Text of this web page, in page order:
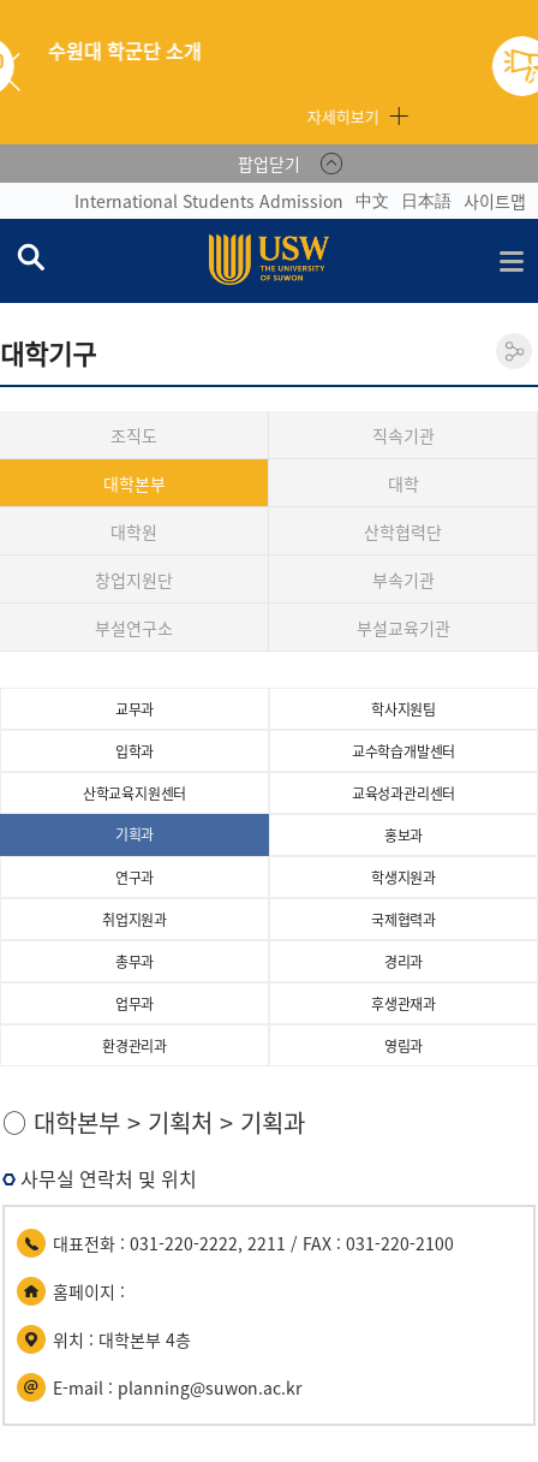
팝업닫기
International Students Admission 中文 日本語 사이트맵
대학기구
조직도
직속기관
대학본부
대학
대학원
산학협력단
창업지원단
부속기관
부설연구소
부설교육기관
교무과
학사지원팀
입학과
교수학습개발센터
산학교육지원센터
교육성과관리센터
기획과
홍보과
연구과
학생지원과
취업지원과
국제협력과
총무과
경리과
업무과
후생관재과
환경관리과
영림과
대
본
부
획
○ 대학본부 > 기획처 > 기획과
사무실 연락처 및 위치
대표전화 : 031-220-2222, 2211 / FAX : 031-220-2100
홈페이지 :
위치 : 대학본부 4층
E-mail : planning@suwon.ac.kr